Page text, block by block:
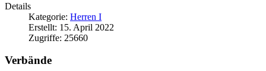
Details
Kategorie: Herren I
Erstellt: 15. April 2022
Zugriffe: 25660
Verbände